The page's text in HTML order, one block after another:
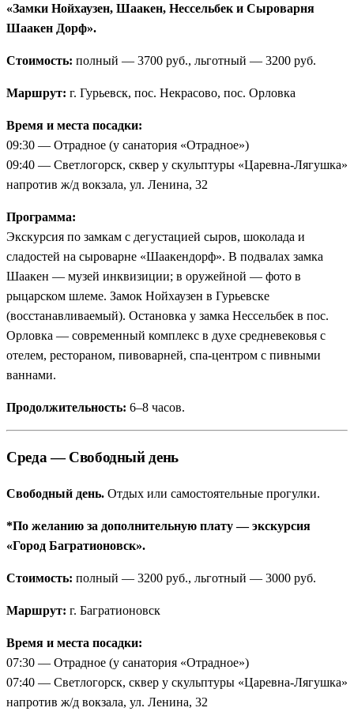
«Замки Нойхаузен, Шаакен, Нессельбек и Сыроварня
Шаакен Дорф».
Стоимость: полный — 3700 руб., льготный — 3200 руб.
Маршрут: г. Гурьевск, пос. Некрасово, пос. Орловка
Время и места посадки:
09:30 — Отрадное (у санатория «Отрадное»)
09:40 — Светлогорск, сквер у скульптуры «Царевна-Лягушка»
напротив ж/д вокзала, ул. Ленина, 32
Программа:
Экскурсия по замкам с дегустацией сыров, шоколада и
сладостей на сыроварне «Шаакендорф». В подвалах замка
Шаакен — музей инквизиции; в оружейной — фото в
рыцарском шлеме. Замок Нойхаузен в Гурьевске
(восстанавливаемый). Остановка у замка Нессельбек в пос.
Орловка — современный комплекс в духе средневековья с
отелем, рестораном, пивоварней, спа-центром с пивными
ваннами.
Продолжительность: 6–8 часов.
Среда — Свободный день
Свободный день. Отдых или самостоятельные прогулки.
*По желанию за дополнительную плату — экскурсия
«Город Багратионовск».
Стоимость: полный — 3200 руб., льготный — 3000 руб.
Маршрут: г. Багратионовск
Время и места посадки:
07:30 — Отрадное (у санатория «Отрадное»)
07:40 — Светлогорск, сквер у скульптуры «Царевна-Лягушка»
напротив ж/д вокзала, ул. Ленина, 32